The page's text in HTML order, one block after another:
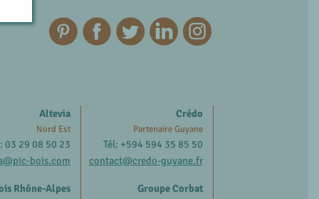
Altevia
Nord Est
03 29 08 50 23
bois.com
Rhône-Alpes
Crédo
Partenaire Guyane
Tél: +594 594 35 85 50
contact@credo-guyane.fr
Groupe Corbat